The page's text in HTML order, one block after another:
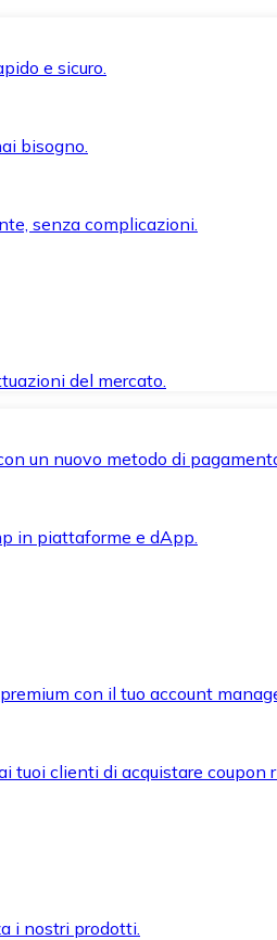
e sicuro.
bisogno.
senza complicazioni.
del mercato.
un nuovo metodo di
in piattaforme e dApp.
con il tuo account
tuoi clienti di acquistare coupon
i nostri prodotti.